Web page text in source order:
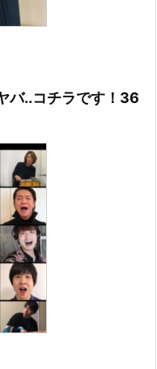
バ..コチラです！36